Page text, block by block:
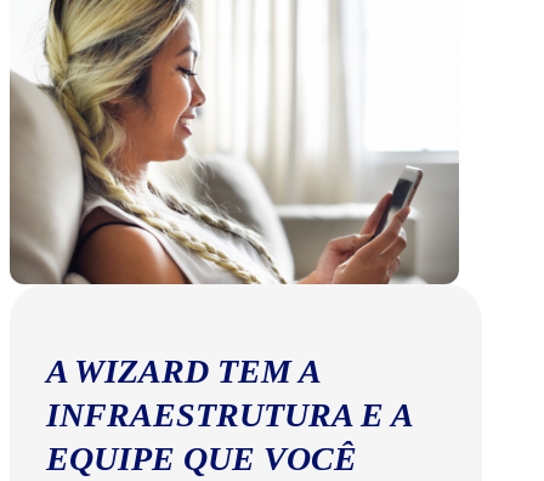
A WIZARD TEM A
INFRAESTRUTURA E A
EQUIPE QUE VOCÊ